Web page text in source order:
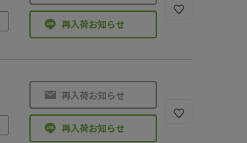
再入荷お知らせ
再入荷お知らせ
再入荷お知らせ